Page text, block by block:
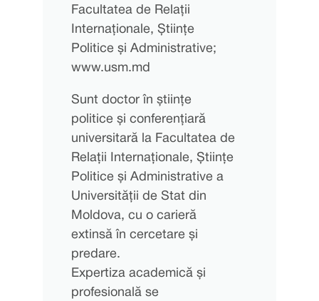
Facultatea de Relații
Internaționale, Științe
Politice și Administrative;
www.usm.md
Sunt doctor în științe
politice și conferențiară
universitară la Facultatea de
Relații Internaționale, Științe
Politice și Administrative a
Universității de Stat din
Moldova, cu o carieră
extinsă în cercetare și
predare.
Expertiza academică și
profesională se